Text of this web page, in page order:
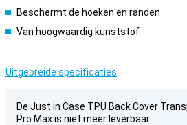
Beschermt de hoeken en randen
Van hoogwaardig kunststof
Uitgebreide specificaties
De Just in Case TPU Back Cover
Pro Max is niet meer leverbaar.